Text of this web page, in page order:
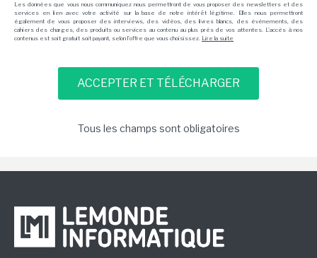
Les données que vous nous communiquez nous permettront de vous proposer des newsletters et des
services en lien avec votre activité sur la base de notre intérêt légitime. Elles nous permettront
également de vous proposer des interviews, des vidéos, des livres blancs, des événements, des
cahiers des charges, des produits ou services au contenu au plus près de vos attentes. L'accès à nos
contenus est soit gratuit soit payant, selon l'offre que vous choisissez. Lire la suite
Tous les champs sont obligatoires